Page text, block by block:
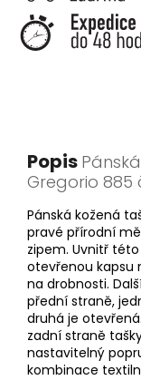
Popis
Gregorio 885
Pánská kožená
pravé přírodní
zipem. Uvnitř
otevřenou kapsu
na drobnosti.
přední straně,
druhá je
zadní straně
nastavitelný
kombinace